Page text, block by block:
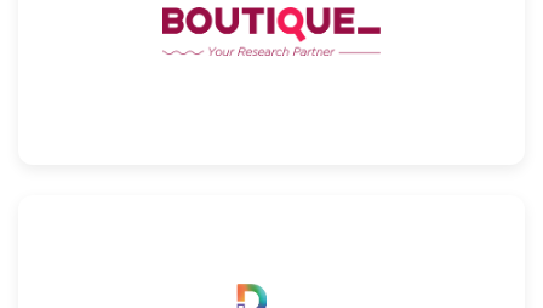
Confira